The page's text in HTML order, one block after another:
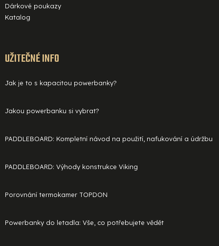
Dárkové poukazy
Katalog
UŽITEČNÉ INFO
Jak je to s kapacitou powerbanky?
Jakou powerbanku si vybrat?
PADDLEBOARD: Kompletní návod na použití, nafukování a údržbu
PADDLEBOARD: Výhody konstrukce Viking
Porovnání termokamer TOPDON
Powerbanky do letadla: Vše, co potřebujete vědět